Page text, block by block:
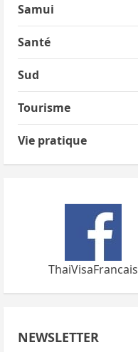
Samui
Santé
Sud
Tourisme
Vie pratique
ThaiVisaFrancais
NEWSLETTER